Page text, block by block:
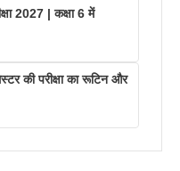
2027 | कक्षा 6 में
की परीक्षा का रूटिन और